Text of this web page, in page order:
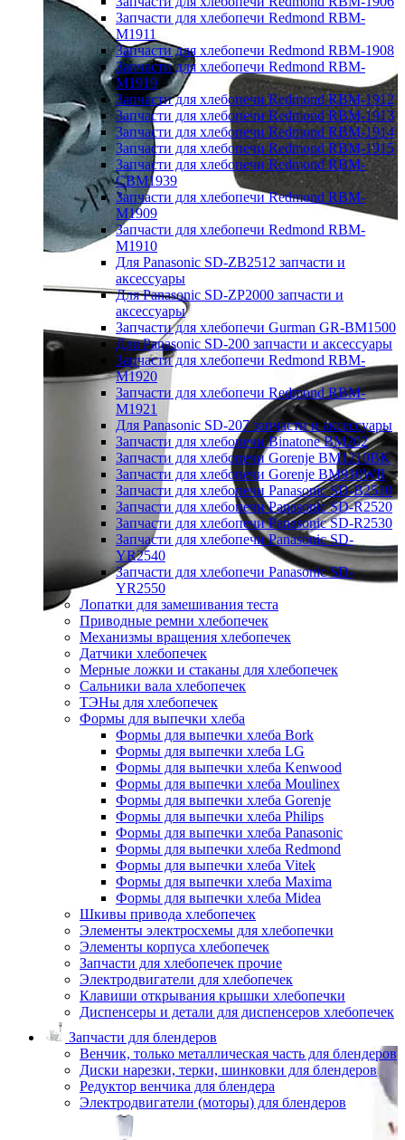
Запчасти для хлебопечи Redmond RBM-
M1911
Запчасти для хлебопечи Redmond RBM-1908
Запчасти для хлебопечи Redmond RBM-
M1919
Запчасти для хлебопечи Redmond RBM-1912
Запчасти для хлебопечи Redmond RBM-1913
Запчасти для хлебопечи Redmond RBM-1914
Запчасти для хлебопечи Redmond RBM-1915
Запчасти для хлебопечи Redmond RBM-
CBM1939
Запчасти для хлебопечи Redmond RBM-
M1909
Запчасти для хлебопечи Redmond RBM-
M1910
Для Panasonic SD-ZB2512 запчасти и
аксессуары
Для Panasonic SD-ZP2000 запчасти и
аксессуары
Запчасти для хлебопечи Gurman GR-BM1500
Для Panasonic SD-200 запчасти и аксессуары
Запчасти для хлебопечи Redmond RBM-
M1920
Запчасти для хлебопечи Redmond RBM-
M1921
Для Panasonic SD-207 запчасти и аксессуары
Запчасти для хлебопечи Binatone BM202
Запчасти для хлебопечи Gorenje BM1210BK
Запчасти для хлебопечи Gorenje BM910WII
Запчасти для хлебопечи Panasonic SD-B2510
Запчасти для хлебопечи Panasonic SD-R2520
Запчасти для хлебопечи Panasonic SD-R2530
Запчасти для хлебопечи Panasonic SD-
YR2540
Запчасти для хлебопечи Panasonic SD-
YR2550
Лопатки для замешивания теста
Приводные ремни хлебопечек
Механизмы вращения хлебопечек
Датчики хлебопечек
Мерные ложки и стаканы для хлебопечек
Сальники вала хлебопечек
ТЭНы для хлебопечек
Формы для выпечки хлеба
Формы для выпечки хлеба Bork
Формы для выпечки хлеба LG
Формы для выпечки хлеба Kenwood
Формы для выпечки хлеба Moulinex
Формы для выпечки хлеба Gorenje
Формы для выпечки хлеба Philips
Формы для выпечки хлеба Panasonic
Формы для выпечки хлеба Redmond
Формы для выпечки хлеба Vitek
Формы для выпечки хлеба Maxima
Формы для выпечки хлеба Midea
Шкивы привода хлебопечек
Элементы электросхемы для хлебопечки
Элементы корпуса хлебопечек
Запчасти для хлебопечек прочие
Электродвигатели для хлебопечек
Клавиши открывания крышки хлебопечки
Диспенсеры и детали для диспенсеров хлебопечек
Запчасти для блендеров
Венчик, только металлическая часть для блендеров
Диски нарезки, терки, шинковки для блендеров
Редуктор венчика для блендера
Электродвигатели (моторы) для блендеров